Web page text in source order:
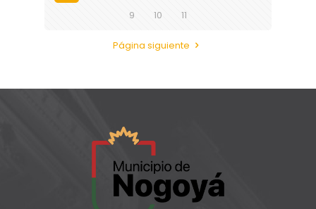
9
10 11
Página siguiente